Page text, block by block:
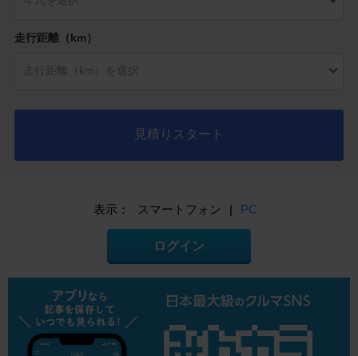
走行距離（km）
見積りスタート
表示： スマートフォン | PC
ログイン